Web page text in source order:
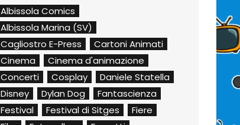
Albissola Comics
Albissola Marina (SV)
Cagliostro E-Press
Cartoni Animati
Cinema
Cinema d'animazione
Concerti
Cosplay
Daniele Statella
Disney
Dylan Dog
Fantascienza
Festival
Festival di Sitges
Fiere